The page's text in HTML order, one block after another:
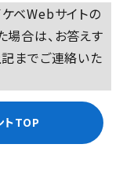
ベWebサイトの
合は、お答えす
までご連絡いた
トTOP